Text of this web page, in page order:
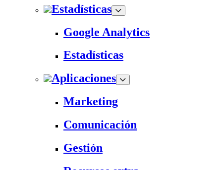
Estadísticas
Google Analytics
Estadísticas
Aplicaciones
Marketing
Comunicación
Gestión